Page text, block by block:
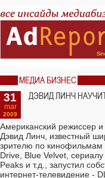
МЕДИА БИЗНЕС
31
mar
2009
ДЭВИД ЛИНЧ
Американский режиссер и
Дэвид Линч, известный
зрителю по кинофильмам
Drive, Blue Velvet, сериалу
Peaks и т.д., запустил
интернет-телевидение -